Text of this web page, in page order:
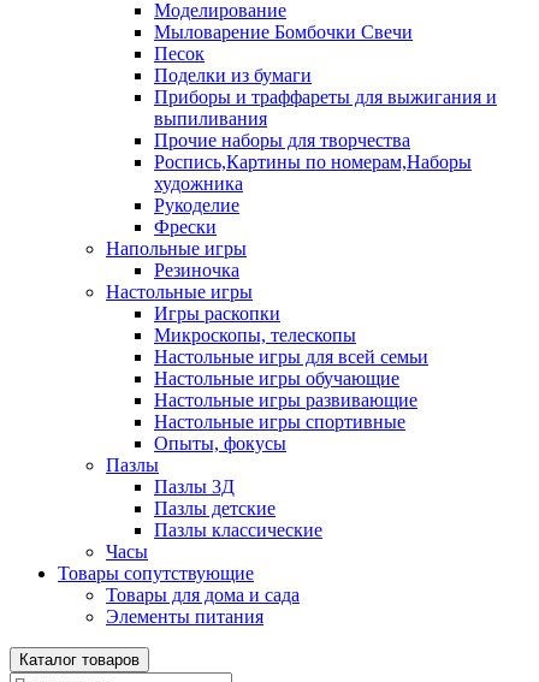
Моделирование
Мыловарение Бомбочки Свечи
Песок
Поделки из бумаги
Приборы и траффареты для выжигания и
выпиливания
Прочие наборы для творчества
Роспись,Картины по номерам,Наборы
художника
Рукоделие
Фрески
Напольные игры
Резиночка
Настольные игры
Игры раскопки
Микроскопы, телескопы
Настольные игры для всей семьи
Настольные игры обучающие
Настольные игры развивающие
Настольные игры спортивные
Опыты, фокусы
Пазлы
Пазлы 3Д
Пазлы детские
Пазлы классические
Часы
Товары сопутствующие
Товары для дома и сада
Элементы питания
Каталог товаров